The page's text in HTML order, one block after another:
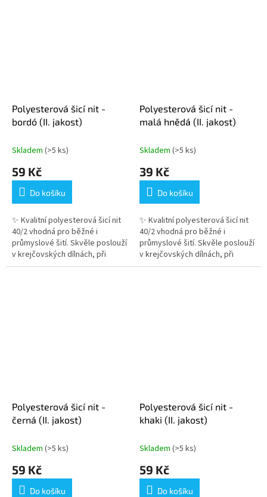
Polyesterová šicí nit -
bordó (II. jakost)
Skladem (>5 ks)
59 Kč
Do košíku
✨ Kvalitní polyesterová šicí nit
40/2 vhodná pro běžné i
průmyslové šití. Skvěle poslouží
v krejčovských dílnách, při
domácím šití i kreativním
Polyesterová šicí nit -
malá hnědá (II. jakost)
Skladem (>5 ks)
39 Kč
Do košíku
✨ Kvalitní polyesterová šicí nit
40/2 vhodná pro běžné i
průmyslové šití. Skvěle poslouží
v krejčovských dílnách, při
domácím šití i kreativním
Polyesterová šicí nit -
černá (II. jakost)
Skladem (>5 ks)
59 Kč
Do košíku
Polyesterová šicí nit -
khaki (II. jakost)
Skladem (>5 ks)
59 Kč
Do košíku